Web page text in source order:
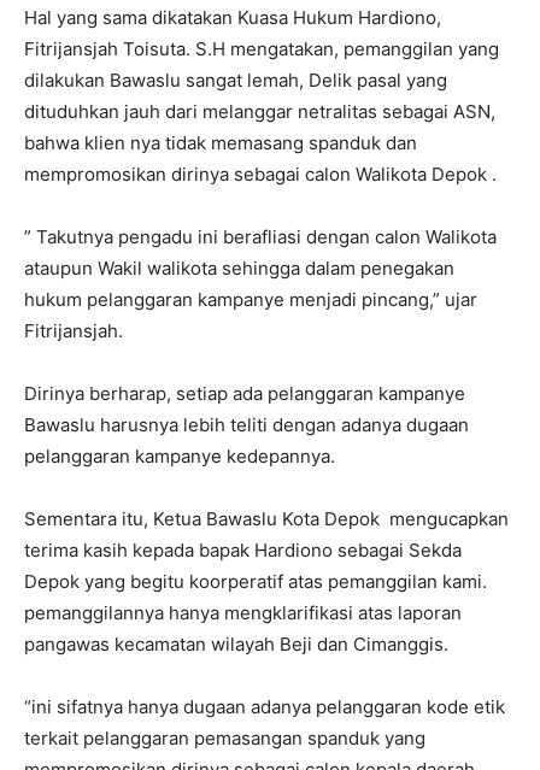
Hal yang sama dikatakan Kuasa Hukum Hardiono,
Fitrijansjah Toisuta. S.H mengatakan, pemanggilan yang
dilakukan Bawaslu sangat lemah, Delik pasal yang
dituduhkan jauh dari melanggar netralitas sebagai ASN,
bahwa klien nya tidak memasang spanduk dan
mempromosikan dirinya sebagai calon Walikota Depok .
” Takutnya pengadu ini berafliasi dengan calon Walikota
ataupun Wakil walikota sehingga dalam penegakan
hukum pelanggaran kampanye menjadi pincang,” ujar
Fitrijansjah.
Dirinya berharap, setiap ada pelanggaran kampanye
Bawaslu harusnya lebih teliti dengan adanya dugaan
pelanggaran kampanye kedepannya.
Sementara itu, Ketua Bawaslu Kota Depok mengucapkan
terima kasih kepada bapak Hardiono sebagai Sekda
Depok yang begitu koorperatif atas pemanggilan kami.
pemanggilannya hanya mengklarifikasi atas laporan
pangawas kecamatan wilayah Beji dan Cimanggis.
“ini sifatnya hanya dugaan adanya pelanggaran kode etik
terkait pelanggaran pemasangan spanduk yang